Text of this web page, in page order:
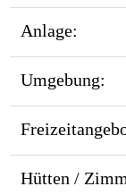
Anlage:
Umgebung:
Hütten /